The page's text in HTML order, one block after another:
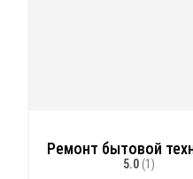
Ремонт бытовой
5.0 (1)